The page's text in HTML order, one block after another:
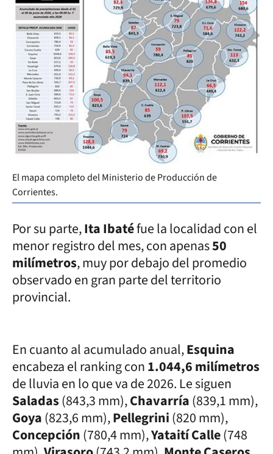
El mapa completo del Ministerio de Producción de
Corrientes.
Por su parte,Ita Ibatéfue la localidad con el
menor registro del mes, con apenas50
milímetros, muy por debajo del promedio
observado en gran parte del territorio
provincial.
En cuanto al acumulado anual,Esquina
encabeza el ranking con1.044,6 milímetros
de lluvia en lo que va de 2026. Le siguen
Saladas(843,3 mm),Chavarría(839,1 mm),
Goya(823,6 mm),Pellegrini(820 mm),
Concepción(780,4 mm),Yataití Calle(748